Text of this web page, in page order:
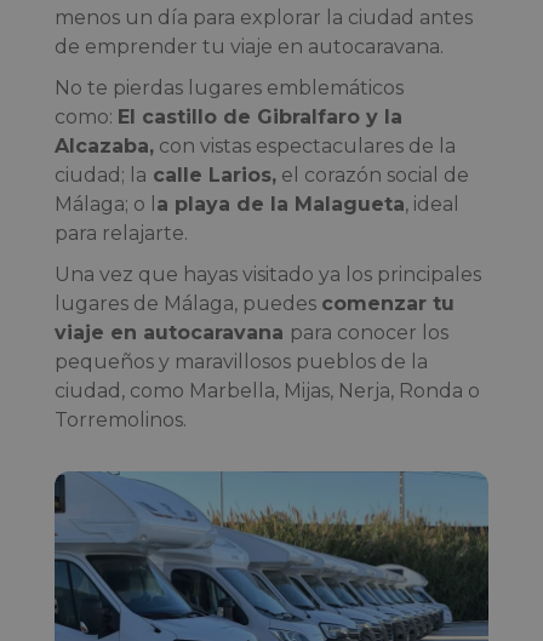
menos un día para explorar la ciudad antes
de emprender tu viaje en autocaravana.
No te pierdas lugares emblemáticos
como: El castillo de Gibralfaro y la
Alcazaba, con vistas espectaculares de la
ciudad; la calle Larios, el corazón social de
Málaga; o l a playa de la Malagueta, ideal
para relajarte.
Una vez que hayas visitado ya los principales
lugares de Málaga, puedes comenzar tu
viaje en autocaravana para conocer los
pequeños y maravillosos pueblos de la
ciudad, como Marbella, Mijas, Nerja, Ronda o
Torremolinos.